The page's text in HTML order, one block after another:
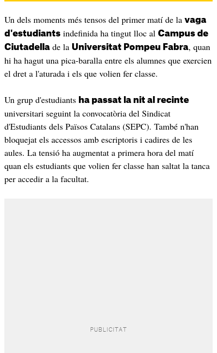
Un dels moments més tensos del primer matí de la vaga
d'estudiantsindefinida ha tingut lloc al Campus de
Ciutadellade la Universitat Pompeu Fabra, quan
hi ha hagut una pica-baralla entre els alumnes que exercien
el dret a l'aturada i els que volien fer classe.
Un grup d'estudiants ha passat la nit al recinte
universitari seguint la convocatòria del Sindicat
d'Estudiants dels Països Catalans (SEPC). També n'han
bloquejat els accessos amb escriptoris i cadires de les
aules. La tensió ha augmentat a primera hora del matí
quan els estudiants que volien fer classe han saltat la tanca
per accedir a la facultat.